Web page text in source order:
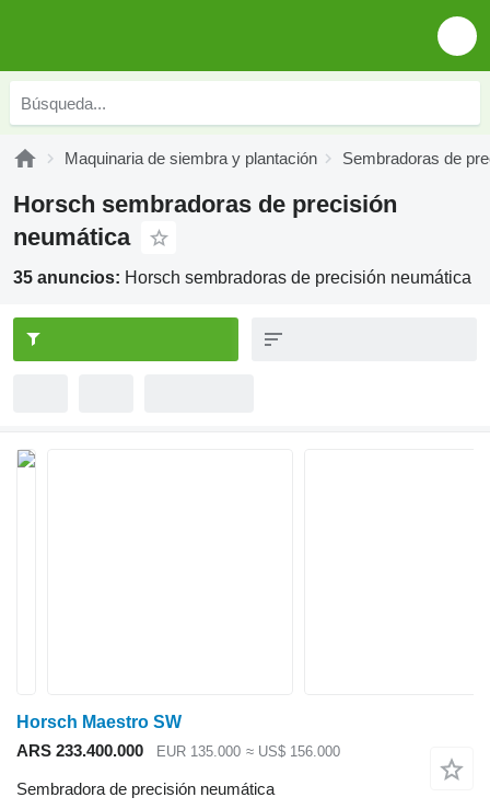
Maquinaria de siembra y plantación Sembradoras de
Horsch sembradoras de precisión
neumática
35 anuncios: Horsch sembradoras de precisión neumática
Horsch Maestro SW
ARS 233.400.000
EUR 135.000 ≈ US$ 156.000
Sembradora de precisión neumática